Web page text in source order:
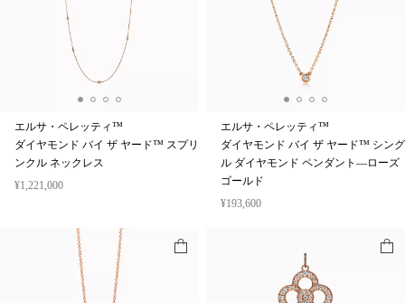
エルサ・ペレッティ™
ダイヤモンド バイ ザ ヤード™ スプリ
ンクル ネックレス
¥1,221,000
エルサ・ペレッティ™
ダイヤモンド バイ ザ ヤード™ シング
ル ダイヤモンド ペンダント—ローズ
ゴールド
¥193,600